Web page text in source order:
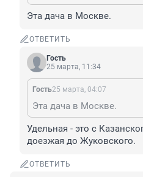
Эта дача в Москве.
ОТВЕТИТЬ
Гость
25 марта, 11:34
Гость25 марта, 04:07
Эта дача в Москве.
Удельная - это с
доезжая до Жуковского.
ОТВЕТИТЬ